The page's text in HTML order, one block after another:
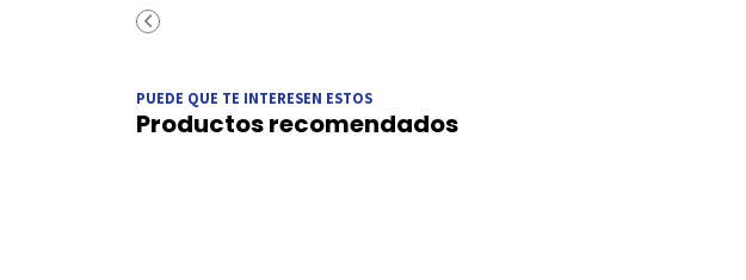
PUEDE QUE TE INTERESEN ESTOS
Productos recomendados